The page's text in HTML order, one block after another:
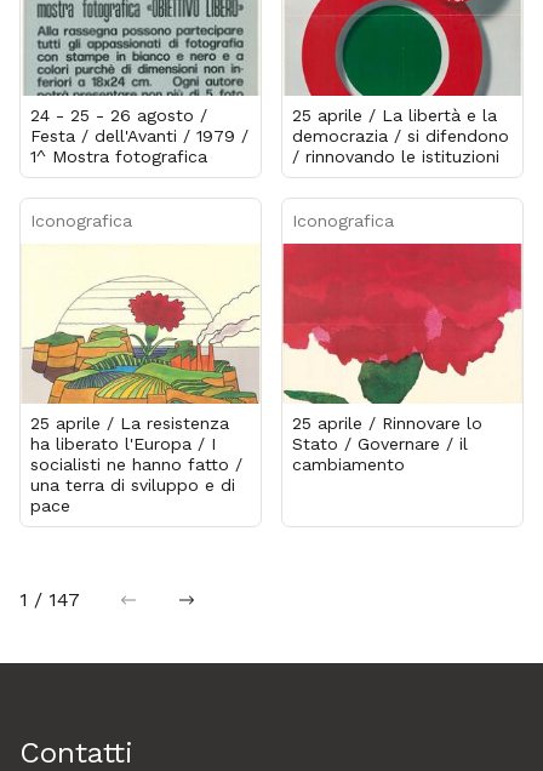
24 - 25 - 26 agosto /
Festa / dell'Avanti / 1979 /
1^ Mostra fotografica
25 aprile / La libertà e la
democrazia / si difendono
/ rinnovando le istituzioni
Iconografica
25 aprile / La resistenza
ha liberato l'Europa / I
socialisti ne hanno fatto /
una terra di sviluppo e di
pace
Iconografica
25 aprile / Rinnovare lo
Stato / Governare / il
cambiamento
1 / 147 precedentesuccessiva
Contatti